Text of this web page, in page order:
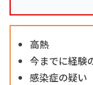
高熱
今までに経験
感染症の疑い